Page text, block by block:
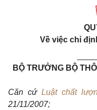
Về việc chỉ
BỘ TRƯỞNG BỘ
Căn cứ Luật chất
21/11/2007;